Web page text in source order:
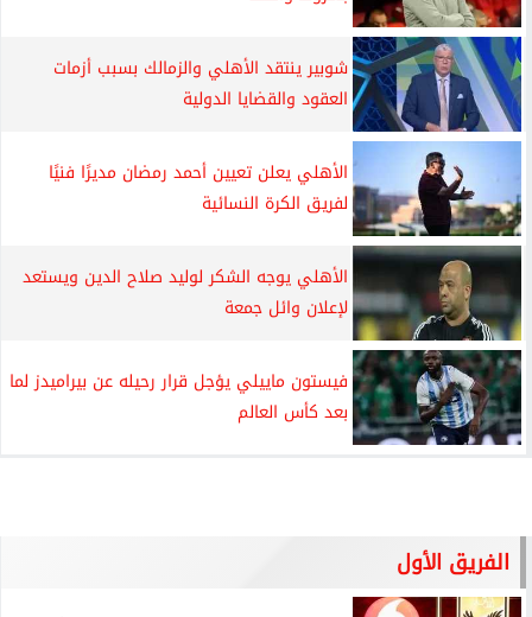
شوبير ينتقد الأهلي والزمالك بسبب أزمات
العقود والقضايا الدولية
الأهلي يعلن تعيين أحمد رمضان مديرًا فنيًا
لفريق الكرة النسائية
الأهلي يوجه الشكر لوليد صلاح الدين ويستعد
لإعلان وائل جمعة
فيستون ماييلي يؤجل قرار رحيله عن بيراميدز لما
بعد كأس العالم
الفريق الأول